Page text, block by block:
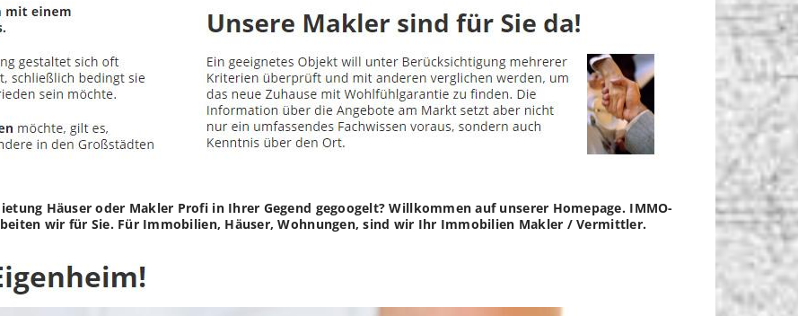
Häuser oder Makler Profi in Ihrer Gegend gegoogelt? Willkommen auf unserer Homepage. IMMO-
wir für Sie. Für Immobilien, Häuser, Wohnungen, sind wir Ihr Immobilien Makler / Vermittler.